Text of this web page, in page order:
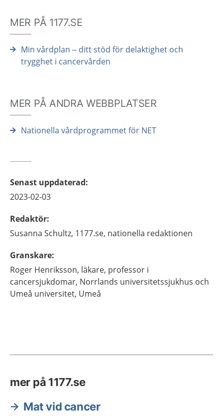
MER PÅ 1177.SE
Min vårdplan – ditt stöd för delaktighet och
trygghet i cancervården
MER PÅ ANDRA WEBBPLATSER
Nationella vårdprogrammet för NET
Senast uppdaterad:
2023-02-03
Redaktör:
Susanna Schultz, 1177.se, nationella redaktionen
Granskare:
Roger Henriksson, läkare, professor i
cancersjukdomar, Norrlands universitetssjukhus och
Umeå universitet, Umeå
mer på 1177.se
Mat vid cancer